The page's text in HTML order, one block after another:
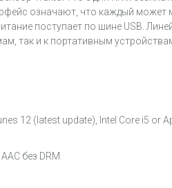
означают, что каждый
поступает по шине USB.
так и к портативным
12 (latest update), Intel Core i5 or
без DRM